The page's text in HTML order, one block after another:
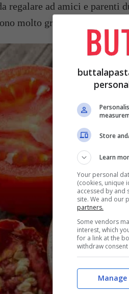
regalare ad amici e parenti
molto gradito!
Store
Learn
Your personal
(cookies, unique
accessed by and
site. We and our
partners.
Some vendors
interest, which
for a link at the
withdraw